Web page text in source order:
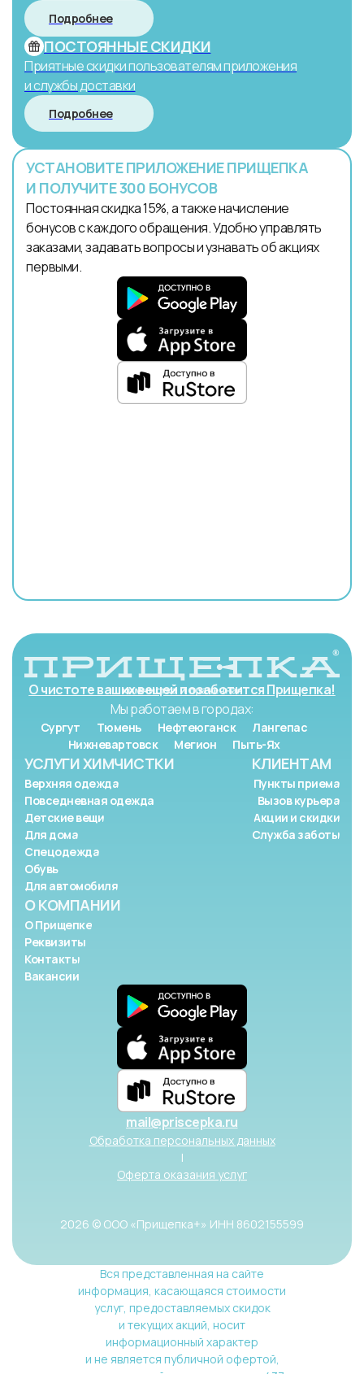
Подробнее
ПОСТОЯННЫЕ СКИДКИ
Приятные скидки пользователям приложения
и службы доставки
Подробнее
УСТАНОВИТЕ ПРИЛОЖЕНИЕ ПРИЩЕПКА
И ПОЛУЧИТЕ 300 БОНУСОВ
Постоянная скидка 15%, а также начисление
бонусов с каждого обращения. Удобно управлять
заказами, задавать вопросы и узнавать об акциях
первыми.
О чистоте ваших вещей позаботится Прищепка!
Мы работаем в городах:
Сургут Тюмень Нефтеюганск
Лангепас
Нижневартовск
Мегион Пыть-Ях
КЛИЕНТАМ
Пункты приема
Вызов курьера
Акции и скидки
Служба заботы
О КОМПАНИИ
О Прищепке
Реквизиты
Контакты
Вакансии
УСЛУГИ ХИМЧИСТКИ
Верхняя одежда
Повседневная одежда
Детские вещи
Для дома
Спецодежда
Обувь
Для автомобиля
mail@priscepka.ru
Обработка персональных данных
|
Оферта оказания услуг
2026 © ООО «Прищепка+» ИНН 8602155599
Вся представленная на сайте
информация, касающаяся стоимости
услуг, предоставляемых скидок
и текущих акций, носит
информационный характер
и не является публичной офертой,